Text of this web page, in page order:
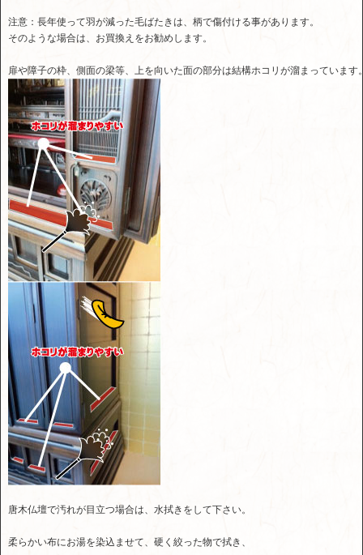
注意：長年使って羽が減った毛ばたきは、柄で傷付ける事があります。
そのような場合は、お買換えをお勧めします。
扉や障子の枠、側面の梁等、上を向いた面の部分は結構ホコリが溜まっています
唐木仏壇で汚れが目立つ場合は、水拭きをして下さい。
柔らかい布にお湯を染込ませて、硬く絞った物で拭き、